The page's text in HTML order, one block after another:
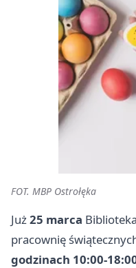
FOT. MBP Ostrołęka
Już25 marca
pracownię
godzinach 10:00-